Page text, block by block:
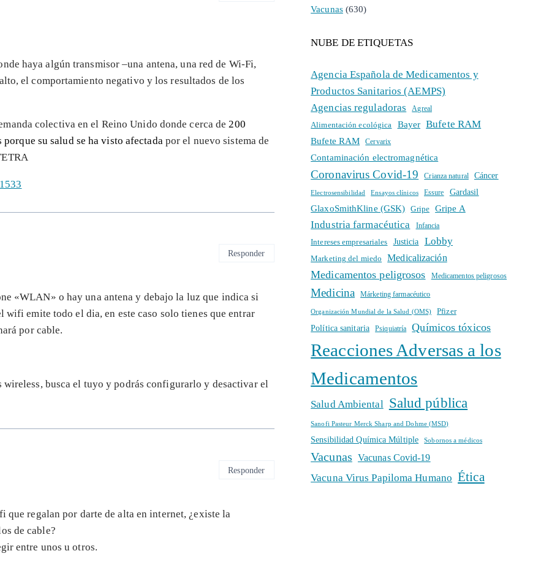
haya algún transmisor –una antena, una red de Wi-Fi,
el comportamiento negativo y los resultados de los
colectiva en el Reino Unido donde cerca de 200
su salud se ha visto afectada por el nuevo sistema de
«WLAN» o hay una antena y debajo la luz que indica si
wifi emite todo el dia, en este caso solo tienes que entrar
por cable.
busca el tuyo y podrás configurarlo y desactivar el
Responder
regalan por darte de alta en internet, ¿existe la
de cable?
entre unos u otros.
Responder
Vacunas(630)
NUBE DE ETIQUETAS
Agencia Española de Medicamentos y
Productos Sanitarios (AEMPS)
Agencias reguladoras
Agreal
Alimentación ecológica Bayer Bufete RAM
Bufete RAM Cervarix
Contaminación electromagnética
Coronavirus Covid-19 Crianza natural Cáncer
Electrosensibilidad Ensayos clínicos Essure Gardasil
GlaxoSmithKline (GSK) Gripe Gripe A
Industria farmacéutica Infancia
Intereses empresariales Justicia Lobby
Marketing del miedo Medicalización
Medicamentos peligrosos Medicamentos peligrosos
Medicina Márketing farmacéutico
Organización Mundial de la Salud (OMS) Pfizer
Política sanitaria Psiquiatría Químicos tóxicos
Reacciones Adversas a los
Medicamentos
Salud Ambiental Salud pública
Sanofi Pasteur Merck Sharp and Dohme (MSD)
Sensibilidad Química Múltiple Sobornos a médicos
Vacunas Vacunas Covid-19
Vacuna Virus Papiloma Humano Ética